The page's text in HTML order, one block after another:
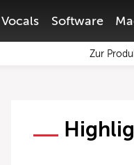
Vocals Software
Zur